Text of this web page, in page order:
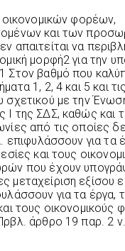
φορέων,
και των
απαιτείται να
μορφή2 για την
Στον βαθμό που
1, 2, 4 και 5 και
σχετικού με την
I της ΣΔΣ, καθώς και
από τις οποίες
επιφυλάσσουν για τα
και τους
που έχουν
μεταχείριση εξίσου
για τα έργα,
τους οικονομικούς
άρθρο 19 παρ. 2 ν.